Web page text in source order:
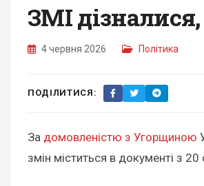
ЗМІ
4 червня 2026 Політика
ПОДІЛИТИСЯ:
За домовленістю з Угорщиною
змін міститься в документі з